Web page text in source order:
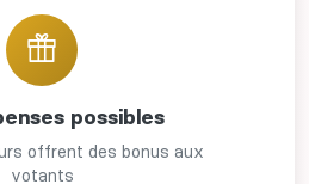
possibles
offrent des bonus aux
votants